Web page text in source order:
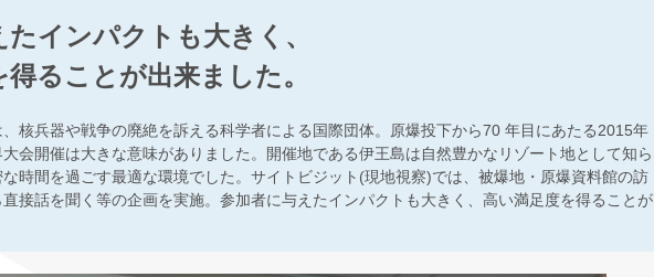
インパクトも大きく、
ることが出来ました。
核兵器や戦争の廃絶を訴える科学者による国際団体。原爆投下から70 年目にあたる2015年
会開催は大きな意味がありました。開催地である伊王島は自然豊かなリゾート地として知ら
時間を過ごす最適な環境でした。サイトビジット(現地視察)では、被爆地・原爆資料館の訪
接話を聞く等の企画を実施。参加者に与えたインパクトも大きく、高い満足度を得ることが